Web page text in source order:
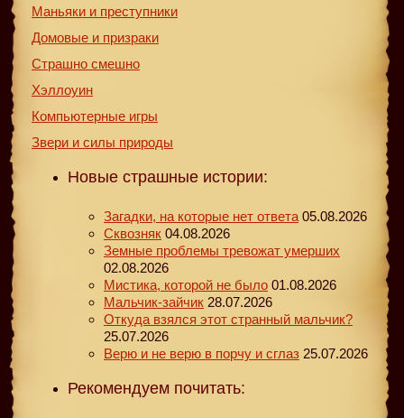
Маньяки и преступники
Домовые и призраки
Страшно смешно
Хэллоуин
Компьютерные игры
Звери и силы природы
Новые страшные истории:
Загадки, на которые нет ответа 05.08.2026
Сквозняк 04.08.2026
Земные проблемы тревожат умерших
02.08.2026
Мистика, которой не было 01.08.2026
Мальчик-зайчик 28.07.2026
Откуда взялся этот странный мальчик?
25.07.2026
Верю и не верю в порчу и сглаз 25.07.2026
Рекомендуем почитать: